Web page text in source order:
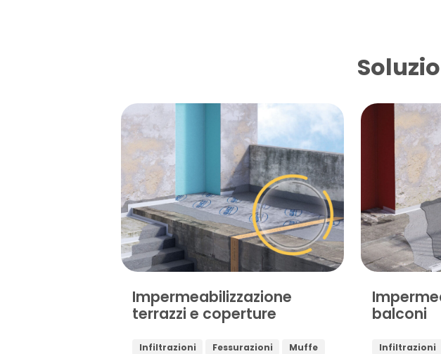
Impermeabilizzazione
terrazzi e coperture
Infiltrazioni Fessurazioni
Muffe
balconi
Infiltrazioni